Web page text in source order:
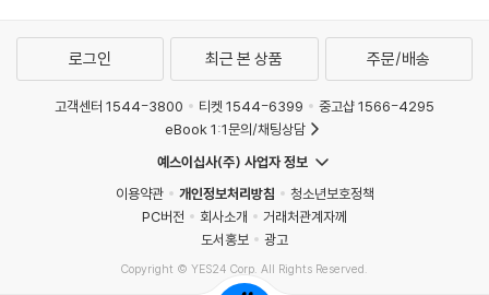
로그인 최근 본 상품 주문/배송
고객센터 1544-3800 티켓 1544-6399
중고샵 1566-4295
eBook 1:1문의/채팅상담
예스이십사(주) 사업자 정보
이용약관
개인정보처리방침
청소년보호정책
PC버전
회사소개
거래처관계자께
도서홍보
광고
Copyright © YES24 Corp. All Rights Reserved.